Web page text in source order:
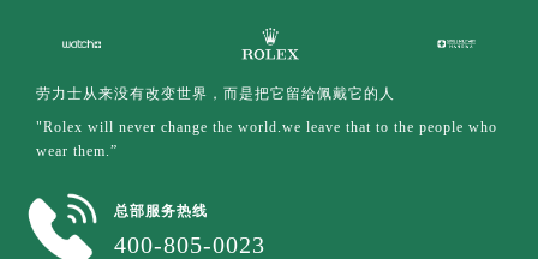
劳力士从来没有改变世界，而是把它留给佩戴它的人
"Rolex will never change the world.we leave that to the people who
wear them.”
总部服务热线
400-805-0023